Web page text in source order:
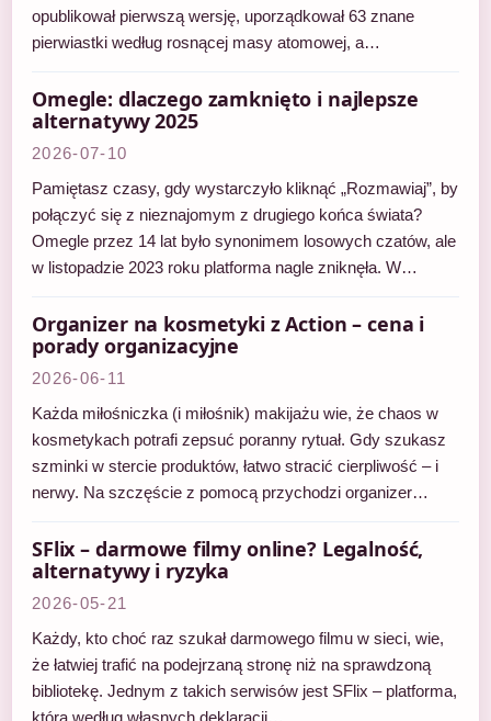
opublikował pierwszą wersję, uporządkował 63 znane
pierwiastki według rosnącej masy atomowej, a…
Omegle: dlaczego zamknięto i najlepsze
alternatywy 2025
2026-07-10
Pamiętasz czasy, gdy wystarczyło kliknąć „Rozmawiaj”, by
połączyć się z nieznajomym z drugiego końca świata?
Omegle przez 14 lat było synonimem losowych czatów, ale
w listopadzie 2023 roku platforma nagle zniknęła. W…
Organizer na kosmetyki z Action – cena i
porady organizacyjne
2026-06-11
Każda miłośniczka (i miłośnik) makijażu wie, że chaos w
kosmetykach potrafi zepsuć poranny rytuał. Gdy szukasz
szminki w stercie produktów, łatwo stracić cierpliwość – i
nerwy. Na szczęście z pomocą przychodzi organizer…
SFlix – darmowe filmy online? Legalność,
alternatywy i ryzyka
2026-05-21
Każdy, kto choć raz szukał darmowego filmu w sieci, wie,
że łatwiej trafić na podejrzaną stronę niż na sprawdzoną
bibliotekę. Jednym z takich serwisów jest SFlix – platforma,
która według własnych deklaracji…